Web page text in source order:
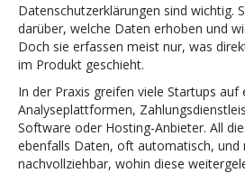
Datenschutzerklärungen sind wichtig.
darüber, welche Daten erhoben und
Doch sie erfassen meist nur, was
im Produkt geschieht.
In der Praxis greifen viele Startups auf
Analyseplattformen,
Software oder Hosting-Anbieter. All
ebenfalls Daten, oft automatisch, und
nachvollziehbar, wohin diese